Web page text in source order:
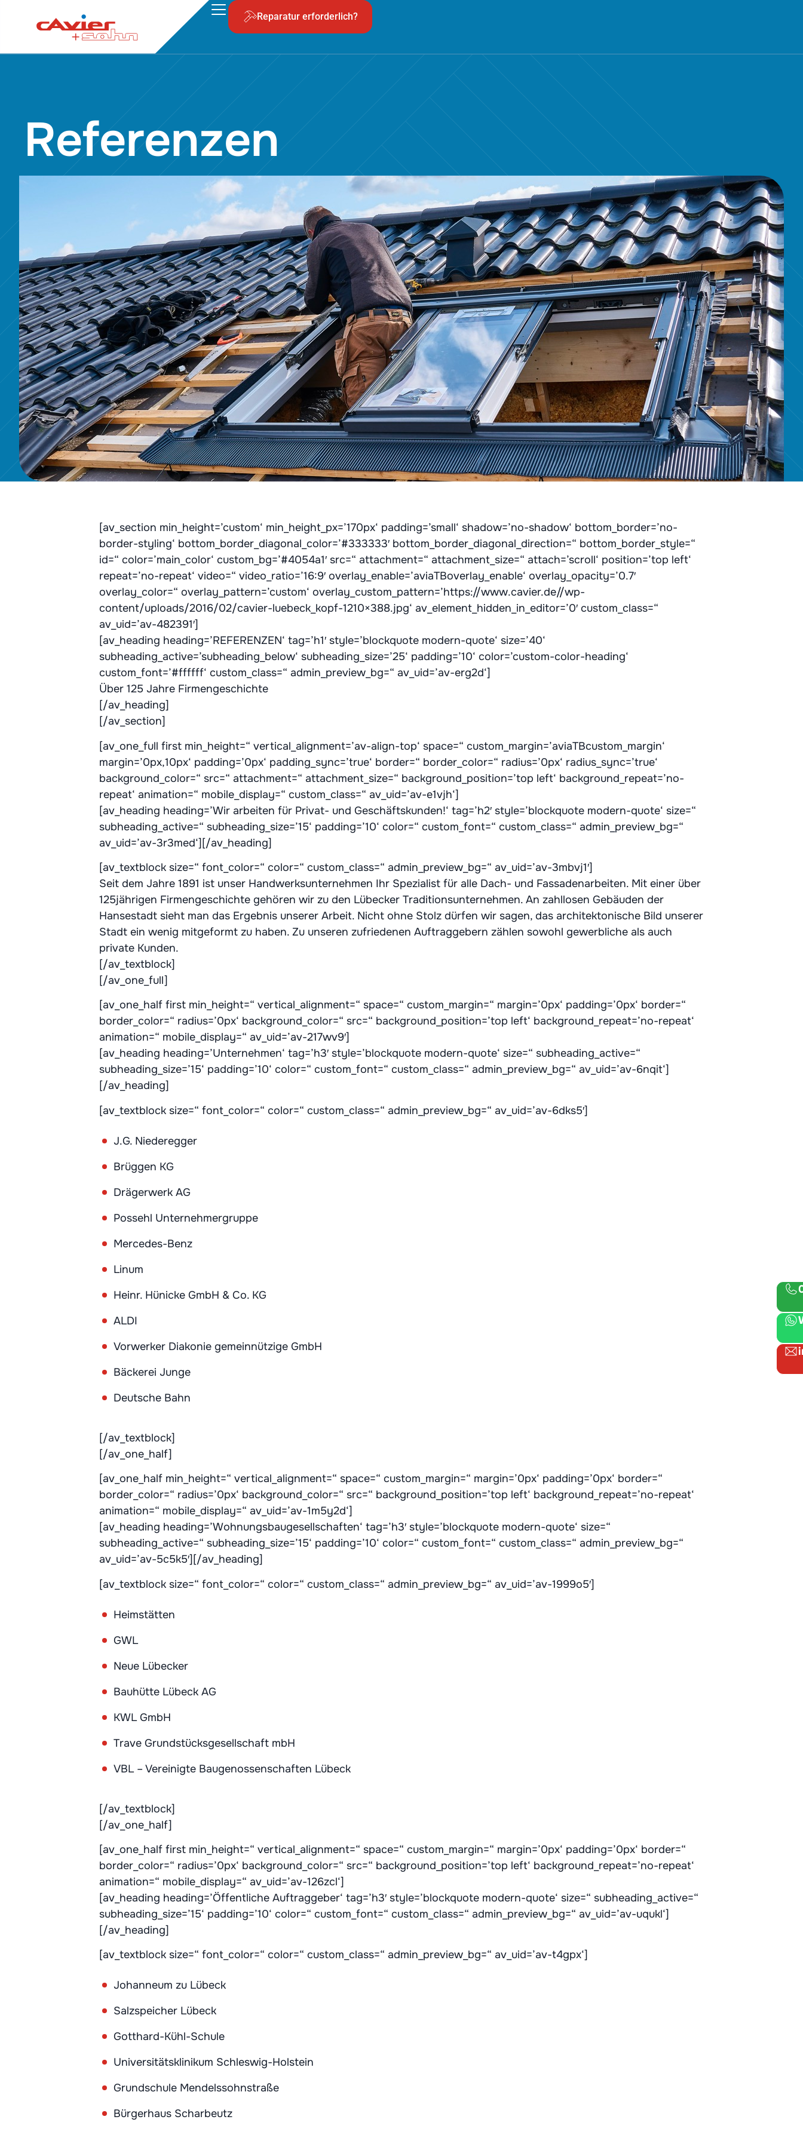
Reparatur erforderlich?
Referenzen
[av_section min_height=’custom‘ min_height_px=’170px‘ padding=’small‘ shadow=’no-shadow‘ bottom_border=’no-
border-styling‘ bottom_border_diagonal_color=’#333333′ bottom_border_diagonal_direction=“ bottom_border_style=“
id=“ color=’main_color‘ custom_bg=’#4054a1′ src=“ attachment=“ attachment_size=“ attach=’scroll‘ position=’top left‘
repeat=’no-repeat‘ video=“ video_ratio=’16:9′ overlay_enable=’aviaTBoverlay_enable‘ overlay_opacity=’0.7′
overlay_color=“ overlay_pattern=’custom‘ overlay_custom_pattern=’https://www.cavier.de//wp-
content/uploads/2016/02/cavier-luebeck_kopf-1210×388.jpg‘ av_element_hidden_in_editor=’0′ custom_class=“
av_uid=’av-482391′]
[av_heading heading=’REFERENZEN‘ tag=’h1′ style=’blockquote modern-quote‘ size=’40‘
subheading_active=’subheading_below‘ subheading_size=’25‘ padding=’10‘ color=’custom-color-heading‘
custom_font=’#ffffff‘ custom_class=“ admin_preview_bg=“ av_uid=’av-erg2d‘]
Über 125 Jahre Firmengeschichte
[/av_heading]
[/av_section]
[av_one_full first min_height=“ vertical_alignment=’av-align-top‘ space=“ custom_margin=’aviaTBcustom_margin‘
margin=’0px,10px‘ padding=’0px‘ padding_sync=’true‘ border=“ border_color=“ radius=’0px‘ radius_sync=’true‘
background_color=“ src=“ attachment=“ attachment_size=“ background_position=’top left‘ background_repeat=’no-
repeat‘ animation=“ mobile_display=“ custom_class=“ av_uid=’av-e1vjh‘]
[av_heading heading=’Wir arbeiten für Privat- und Geschäftskunden!‘ tag=’h2′ style=’blockquote modern-quote‘ size=“
subheading_active=“ subheading_size=’15‘ padding=’10‘ color=“ custom_font=“ custom_class=“ admin_preview_bg=“
av_uid=’av-3r3med‘][/av_heading]
[av_textblock size=“ font_color=“ color=“ custom_class=“ admin_preview_bg=“ av_uid=’av-3mbvj1′]
Seit dem Jahre 1891 ist unser Handwerksunternehmen Ihr Spezialist für alle Dach- und Fassadenarbeiten. Mit einer über
125jährigen Firmengeschichte gehören wir zu den Lübecker Traditionsunternehmen. An zahllosen Gebäuden der
Hansestadt sieht man das Ergebnis unserer Arbeit. Nicht ohne Stolz dürfen wir sagen, das architektonische Bild unserer
Stadt ein wenig mitgeformt zu haben. Zu unseren zufriedenen Auftraggebern zählen sowohl gewerbliche als auch
private Kunden.
[/av_textblock]
[/av_one_full]
[av_one_half first min_height=“ vertical_alignment=“ space=“ custom_margin=“ margin=’0px‘ padding=’0px‘ border=“
border_color=“ radius=’0px‘ background_color=“ src=“ background_position=’top left‘ background_repeat=’no-repeat‘
animation=“ mobile_display=“ av_uid=’av-217wv9′]
[av_heading heading=’Unternehmen‘ tag=’h3′ style=’blockquote modern-quote‘ size=“ subheading_active=“
subheading_size=’15‘ padding=’10‘ color=“ custom_font=“ custom_class=“ admin_preview_bg=“ av_uid=’av-6nqit‘]
[/av_heading]
[av_textblock size=“ font_color=“ color=“ custom_class=“ admin_preview_bg=“ av_uid=’av-6dks5′]
J.G. Niederegger
Brüggen KG
Drägerwerk AG
Possehl Unternehmergruppe
Mercedes-Benz
Linum
Heinr. Hünicke GmbH & Co. KG
ALDI
Vorwerker Diakonie gemeinnützige GmbH
Bäckerei Junge
Deutsche Bahn
[/av_textblock]
[/av_one_half]
[av_one_half min_height=“ vertical_alignment=“ space=“ custom_margin=“ margin=’0px‘ padding=’0px‘ border=“
border_color=“ radius=’0px‘ background_color=“ src=“ background_position=’top left‘ background_repeat=’no-repeat‘
animation=“ mobile_display=“ av_uid=’av-1m5y2d‘]
[av_heading heading=’Wohnungsbaugesellschaften‘ tag=’h3′ style=’blockquote modern-quote‘ size=“
subheading_active=“ subheading_size=’15‘ padding=’10‘ color=“ custom_font=“ custom_class=“ admin_preview_bg=“
av_uid=’av-5c5k5′][/av_heading]
[av_textblock size=“ font_color=“ color=“ custom_class=“ admin_preview_bg=“ av_uid=’av-1999o5′]
Heimstätten
GWL
Neue Lübecker
Bauhütte Lübeck AG
KWL GmbH
Trave Grundstücksgesellschaft mbH
VBL – Vereinigte Baugenossenschaften Lübeck
[/av_textblock]
[/av_one_half]
[av_one_half first min_height=“ vertical_alignment=“ space=“ custom_margin=“ margin=’0px‘ padding=’0px‘ border=“
border_color=“ radius=’0px‘ background_color=“ src=“ background_position=’top left‘ background_repeat=’no-repeat‘
animation=“ mobile_display=“ av_uid=’av-126zcl‘]
[av_heading heading=’Öffentliche Auftraggeber‘ tag=’h3′ style=’blockquote modern-quote‘ size=“ subheading_active=“
subheading_size=’15‘ padding=’10‘ color=“ custom_font=“ custom_class=“ admin_preview_bg=“ av_uid=’av-uqukl‘]
[/av_heading]
[av_textblock size=“ font_color=“ color=“ custom_class=“ admin_preview_bg=“ av_uid=’av-t4gpx‘]
Johanneum zu Lübeck
Salzspeicher Lübeck
Gotthard-Kühl-Schule
Universitätsklinikum Schleswig-Holstein
Grundschule Mendelssohnstraße
Bürgerhaus Scharbeutz